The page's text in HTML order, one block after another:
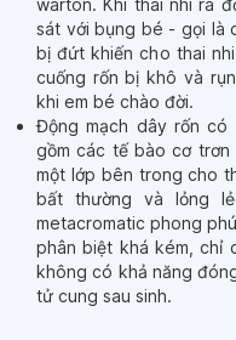
warton. Khi thai nhi ra
sát với bụng bé - gọi là
bị đứt khiến cho thai
cuống rốn bị khô và
khi em bé chào đời.
Động mạch dây rốn có
gồm các tế bào cơ
một lớp bên trong cho
bất thường và lỏng
metacromatic phong
phân biệt khá kém, chỉ
không có khả năng
tử cung sau sinh.